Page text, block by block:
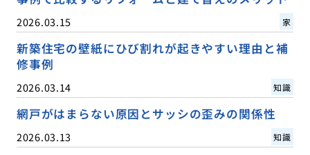
2026.03.15 家
新築住宅の壁紙にひび割れが起きやすい理由と補
修事例
2026.03.14 知識
網戸がはまらない原因とサッシの歪みの関係性
2026.03.13 知識